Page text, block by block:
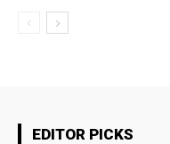
EDITOR PICKS